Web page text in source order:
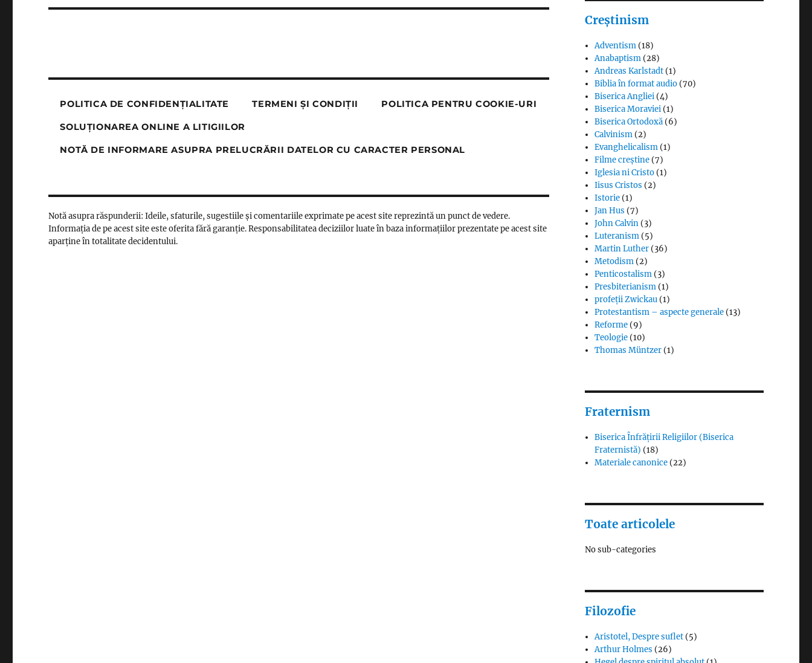
POLITICA DE CONFIDENȚIALITATE TERMENI ȘI CONDIȚII POLITICA PENTRU COOKIE-URI
SOLUȚIONAREA ONLINE A LITIGIILOR
NOTĂ DE INFORMARE ASUPRA PRELUCRĂRII DATELOR CU CARACTER PERSONAL
Notă asupra răspunderii: Ideile, sfaturile, sugestiile și comentariile exprimate pe acest site reprezintă un punct de vedere.
Informația de pe acest site este oferita fără garanție. Responsabilitatea deciziilor luate în baza informațiilor prezentate pe acest site
aparține în totalitate decidentului.
Creștinism
Adventism (18)
Anabaptism (28)
Andreas Karlstadt (1)
Biblia în format audio (70)
Biserica Angliei (4)
Biserica Moraviei (1)
Biserica Ortodoxă (6)
Calvinism (2)
Evanghelicalism (1)
Filme creștine (7)
Iglesia ni Cristo (1)
Iisus Cristos (2)
Istorie (1)
Jan Hus (7)
John Calvin (3)
Luteranism (5)
Martin Luther (36)
Metodism (2)
Penticostalism (3)
Presbiterianism (1)
profeții Zwickau (1)
Protestantism – aspecte generale (13)
Reforme (9)
Teologie (10)
Thomas Müntzer (1)
Fraternism
Biserica Înfrățirii Religiilor (Biserica
Fraternistă) (18)
Materiale canonice (22)
Toate articolele
No sub-categories
Filozofie
Aristotel, Despre suflet (5)
Arthur Holmes (26)